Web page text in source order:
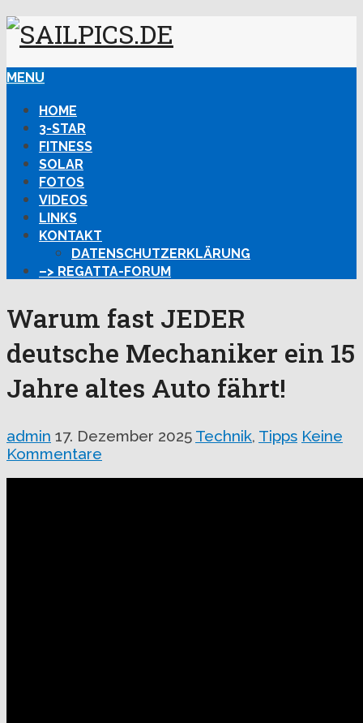
MENU
HOME
3-STAR
FITNESS
SOLAR
FOTOS
VIDEOS
LINKS
KONTAKT
DATENSCHUTZERKLÄRUNG
–> REGATTA-FORUM
Warum fast JEDER
deutsche Mechaniker ein 15
Jahre altes Auto fährt!
admin 17. Dezember 2025 Technik, Tipps Keine
Kommentare